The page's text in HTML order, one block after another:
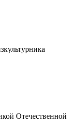
Отечественной